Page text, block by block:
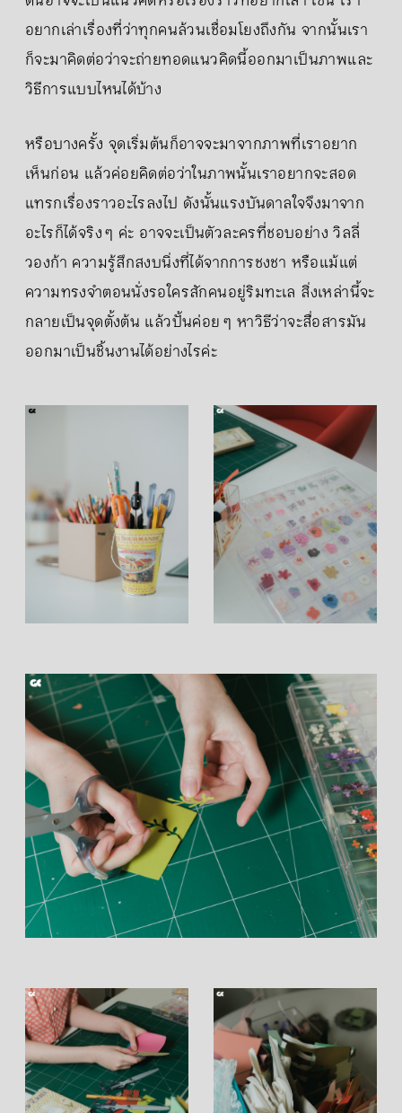
อยากเล่าเรื่องที่ว่าทุกคนล้วนเชื่อมโยงถึงกัน จากนั้นเรา
ก็จะมาคิดต่อว่าจะถ่ายทอดแนวคิดนี้ออกมาเป็นภาพและ
วิธีการแบบไหนได้บ้าง
หรือบางครั้ง จุดเริ่มต้นก็อาจจะมาจากภาพที่เราอยาก
เห็นก่อน แล้วค่อยคิดต่อว่าในภาพนั้นเราอยากจะสอด
แทรกเรื่องราวอะไรลงไป ดังนั้นแรงบันดาลใจจึงมาจาก
อะไรก็ได้จริง ๆ ค่ะ อาจจะเป็นตัวละครที่ชอบอย่าง วิลลี่
วองก้า ความรู้สึกสงบนิ่งที่ได้จากการชงชา หรือแม้แต่
ความทรงจำตอนนั่งรอใครสักคนอยู่ริมทะเล สิ่งเหล่านี้จะ
กลายเป็นจุดตั้งต้น แล้วปั้นค่อย ๆ หาวิธีว่าจะสื่อสารมัน
ออกมาเป็นชิ้นงานได้อย่างไรค่ะ